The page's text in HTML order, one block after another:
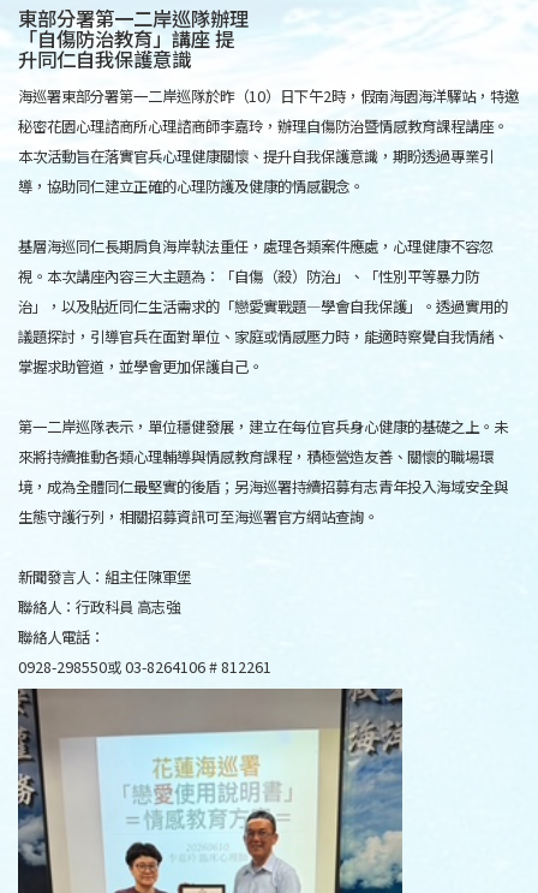
東部分署第一二岸巡隊辦理
「自傷防治教育」講座 提
升同仁自我保護意識
海巡署東部分署第一二岸巡隊於昨（10）日下午2時，假南海園海洋驛站，特邀
秘密花園心理諮商所心理諮商師李嘉玲，辦理自傷防治暨情感教育課程講座。
本次活動旨在落實官兵心理健康關懷、提升自我保護意識，期盼透過專業引
導，協助同仁建立正確的心理防護及健康的情感觀念。
基層海巡同仁長期肩負海岸執法重任，處理各類案件應處，心理健康不容忽
視。本次講座內容三大主題為：「自傷（殺）防治」、「性別平等暴力防
治」，以及貼近同仁生活需求的「戀愛實戰題—學會自我保護」。透過實用的
議題探討，引導官兵在面對單位、家庭或情感壓力時，能適時察覺自我情緒、
掌握求助管道，並學會更加保護自己。
第一二岸巡隊表示，單位穩健發展，建立在每位官兵身心健康的基礎之上。未
來將持續推動各類心理輔導與情感教育課程，積極營造友善、關懷的職場環
境，成為全體同仁最堅實的後盾；另海巡署持續招募有志青年投入海域安全與
生態守護行列，相關招募資訊可至海巡署官方網站查詢。
新聞發言人：組主任陳軍堡
聯絡人：行政科員 高志強
聯絡人電話：
0928-298550或 03-8264106 # 812261